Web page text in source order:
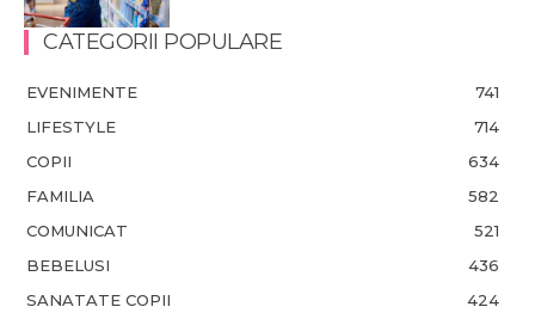
CATEGORII POPULARE
EVENIMENTE
741
LIFESTYLE
714
COPII
634
FAMILIA
582
COMUNICAT
521
BEBELUSI
436
SANATATE COPII
424